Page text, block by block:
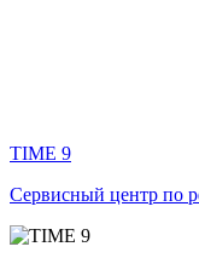
TIME 9
Сервисный центр по